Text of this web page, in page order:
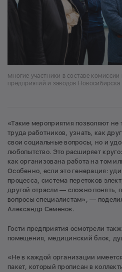
Многие участники в составе
предприятий и заводов Новосибирска
«Такие мероприятия позволяют не
труда работников, узнать, как
свои социальные вопросы, но и
любопытство. Это расширяет
как организована работа на том
Особенно, если это генерация:
процесса, система перетоков
другой отрасли — сложно понять,
вопросы специалистам», —
Александр Семенов.
Гости предприятия осмотрели
помещения, медицинский блок,
«Не в каждой организации
пакет, который прописан в